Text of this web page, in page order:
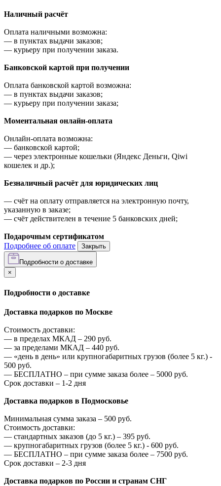
Наличный расчёт
Оплата наличными возможна:
— в пунктах выдачи заказов;
— курьеру при получении заказа.
Банковской картой при получении
Оплата банковской картой возможна:
— в пунктах выдачи заказов;
— курьеру при получении заказа;
Моментальная онлайн-оплата
Онлайн-оплата возможна:
— банковской картой;
— через электронные кошельки (Яндекс Деньги, Qiwi
кошелек и др.);
Безналичный расчёт для юридических лиц
— счёт на оплату отправляется на электронную почту,
указанную в заказе;
— счёт действителен в течение 5 банковских дней;
Подарочным сертификатом
Подробнее об оплате
Закрыть
Подробности о доставке
×
Подробности о доставке
Доставка подарков по Москве
Стоимость доставки:
— в пределах МКАД – 290 руб.
— за пределами МКАД – 440 руб.
— «день в день» или крупногабаритных грузов (более 5 кг.) -
500 руб.
— БЕСПЛАТНО – при сумме заказа более – 5000 руб.
Срок доставки – 1-2 дня
Доставка подарков в Подмосковье
Минимальная сумма заказа – 500 руб.
Стоимость доставки:
— стандартных заказов (до 5 кг.) – 395 руб.
— крупногабаритных грузов (более 5 кг.) - 600 руб.
— БЕСПЛАТНО – при сумме заказа более – 7500 руб.
Срок доставки – 2-3 дня
Доставка подарков по России и странам СНГ